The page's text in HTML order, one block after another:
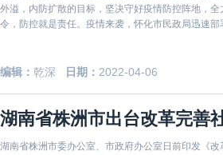
外溢，内防扩散的目标，坚决守好疫情防控阵地，
令，防控就是责任。疫情来袭，怀化市民政局迅速
编辑： 乾深 日期： 2022-04-06
湖南省株洲市出台改革完善
湖南省株洲市委办公室、市政府办公室日前印发《